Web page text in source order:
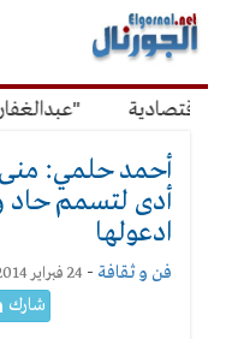
القائمة
الرئيسية
أحمد حلمي:
أدى لتسمم حاد
ادعولها
فن و ثقافة - 24 فبراير 2014 9:08 م
شارك